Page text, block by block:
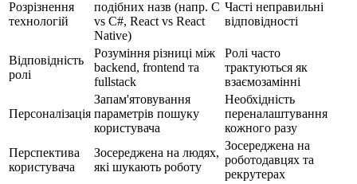
Розрізнення
технологій
подібних назв (напр. C
vs C#, React vs React
Native)
Часті неправильні
відповідності
Відповідність
ролі
Розуміння різниці між
backend, frontend та
fullstack
Ролі часто
трактуються як
взаємозамінні
Персоналізація
Запам'ятовування
параметрів пошуку
користувача
Необхідність
переналаштування
кожного разу
Перспектива
користувача
Зосереджена на людях,
які шукають роботу
Зосереджена на
роботодавцях та
рекрутерах